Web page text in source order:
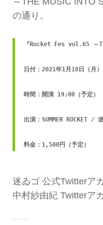
の通り。
『Rocket Fes vol.65 ～
日付：2021年1月18日（月）
時間：開演 19:00（予定）
出演：SUMMER ROCKET
料金：1,500円（予定）
迷ゐゴ 公式Twitterア
中村紗由紀 Twitterア